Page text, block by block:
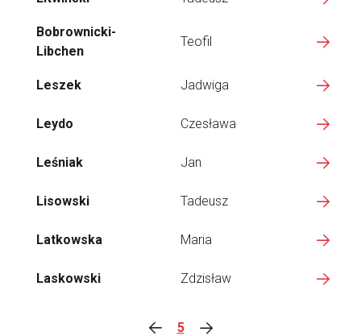
Bobrownicki-
Libchen
Teofil
Leszek Jadwiga
Leydo Czesława
Leśniak Jan
Lisowski Tadeusz
Latkowska Maria
Laskowski Zdzisław
5